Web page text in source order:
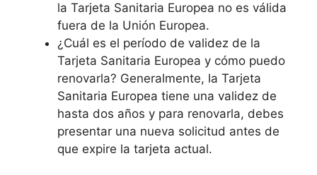
la Tarjeta Sanitaria Europea no es válida
fuera de la Unión Europea.
¿Cuál es el período de validez de la
Tarjeta Sanitaria Europea y cómo puedo
renovarla? Generalmente, la Tarjeta
Sanitaria Europea tiene una validez de
hasta dos años y para renovarla, debes
presentar una nueva solicitud antes de
que expire la tarjeta actual.